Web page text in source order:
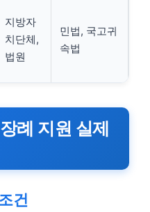
지방자
치단체,
법원
민법, 국고귀
속법
례 지원 실제
건